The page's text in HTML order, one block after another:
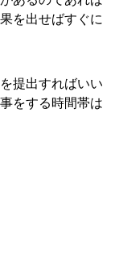
を出せばすぐに
提出すればいい
をする時間帯は